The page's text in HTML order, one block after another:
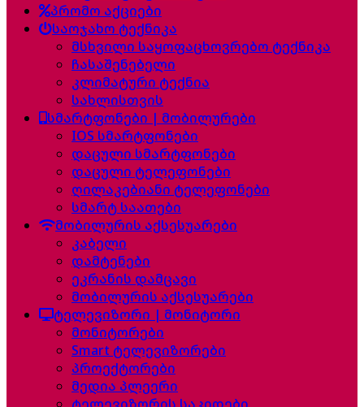
პრომო აქციები
საოჯახო ტექნიკა
მსხვილი საყოფაცხოვრებო ტექნიკა
ჩასაშენებელი
კლიმატური ტექნია
სახლისთვის
სმარტფონები | მობილურები
IOS სმარტფონები
დაცული სმარტფონები
დაცული ტელეფონები
ღილაკებიანი ტელეფონები
სმარტ საათები
მობილურის აქსესუარები
კაბელი
დამტენები
ეკრანის დამცავი
მობილურის აქსესუარები
ტელევიზორი | მონიტორი
მონიტორები
Smart ტელევიზორები
პროექტორები
მედია პლეერი